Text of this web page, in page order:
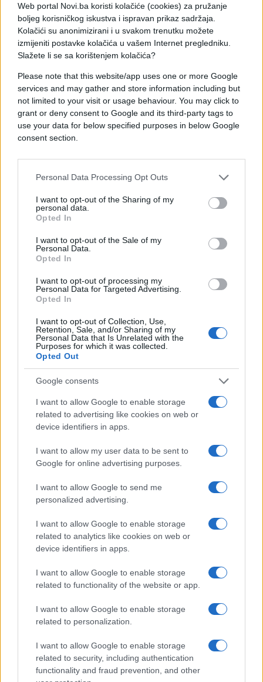
Web portal Novi.ba koristi kolačiće (cookies) za pružanje
boljeg korisničkog iskustva i ispravan prikaz sadržaja.
Kolačići su anonimizirani i u svakom trenutku možete
izmijeniti postavke kolačića u vašem Internet pregledniku.
Slažete li se sa korištenjem kolačića?
Please note that this website/app uses one or more Google
services and may gather and store information including but
not limited to your visit or usage behaviour. You may click to
grant or deny consent to Google and its third-party tags to
use your data for below specified purposes in below Google
consent section.
Personal Data Processing Opt Outs
I want to opt-out of the Sharing of my
personal data.
Opted In
I want to opt-out of the Sale of my
Personal Data.
Opted In
I want to opt-out of processing my
Personal Data for Targeted Advertising.
Opted In
I want to opt-out of Collection, Use,
Retention, Sale, and/or Sharing of my
Personal Data that Is Unrelated with the
Purposes for which it was collected.
Opted Out
Google consents
I want to allow Google to enable storage
related to advertising like cookies on web or
device identifiers in apps.
I want to allow my user data to be sent to
Google for online advertising purposes.
I want to allow Google to send me
personalized advertising.
I want to allow Google to enable storage
related to analytics like cookies on web or
device identifiers in apps.
I want to allow Google to enable storage
related to functionality of the website or app.
I want to allow Google to enable storage
related to personalization.
I want to allow Google to enable storage
related to security, including authentication
functionality and fraud prevention, and other
#djevojka
#momci #video